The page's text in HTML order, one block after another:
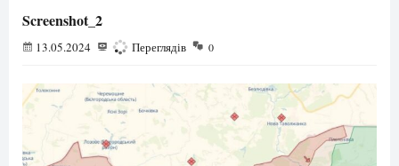
Screenshot_2
13.05.2024 152 Переглядів 0